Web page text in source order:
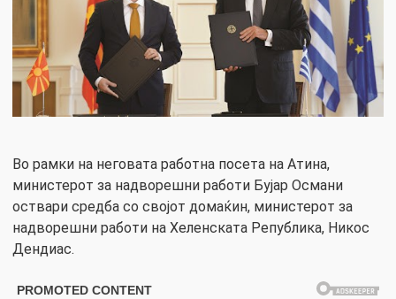
Во рамки на неговата работна посета на Атина,
министерот за надворешни работи Бујар Османи
оствари средба со својот домаќин, министерот за
надворешни работи на Хеленската Република, Никос
Дендиас.